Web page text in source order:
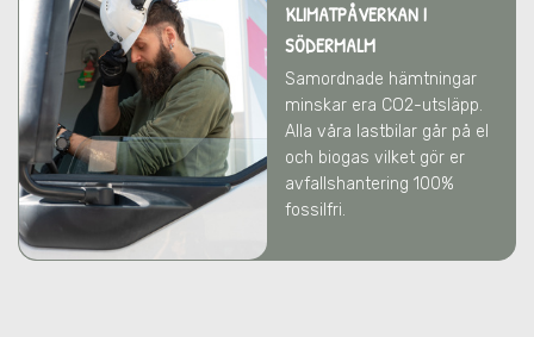
KLIMATPÅVERKANI
SÖDERMALM
Samordnade hämtningar
minskar era CO2-utsläpp.
Alla våra lastbilar går på el
och biogas vilket gör er
avfallshantering 100%
fossilfri.